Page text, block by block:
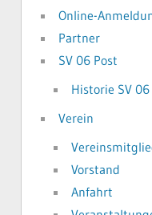
Online-
Partner
SV 06 Post
Historie SV 06
Verein
Vorstand
Anfahrt